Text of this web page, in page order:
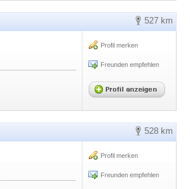
527 km
Profil merken
Freunden empfehlen
528 km
Profil merken
Freunden empfehlen